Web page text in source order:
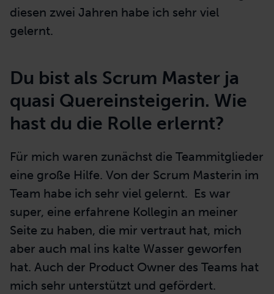
diesen zwei Jahren habe ich sehr viel
gelernt.
Du bist als Scrum Master ja
quasi Quereinsteigerin. Wie
hast du die Rolle erlernt?
Für mich waren zunächst die Teammitglieder
eine große Hilfe. Von der Scrum Masterin im
Team habe ich sehr viel gelernt. Es war
super, eine erfahrene Kollegin an meiner
Seite zu haben, die mir vertraut hat, mich
aber auch mal ins kalte Wasser geworfen
hat. Auch der Product Owner des Teams hat
mich sehr unterstützt und gefördert.